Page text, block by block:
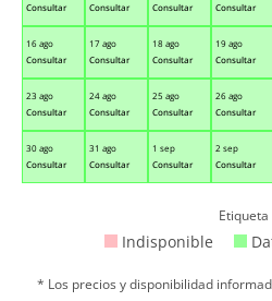
Consultar
Consultar
Consultar
Consultar
16 ago
Consultar
17 ago
Consultar
18 ago
Consultar
19 ago
Consultar
23 ago
Consultar
24 ago
Consultar
25 ago
Consultar
26 ago
Consultar
30 ago
Consultar
31 ago
Consultar
1 sep
Consultar
2 sep
Consultar
Etiqueta
Indisponible
* Los precios y disponibilidad